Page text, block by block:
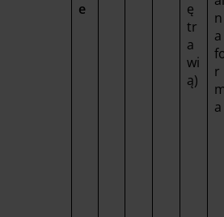
e
ę
tr
a
wi
ą)
n
a
r
a